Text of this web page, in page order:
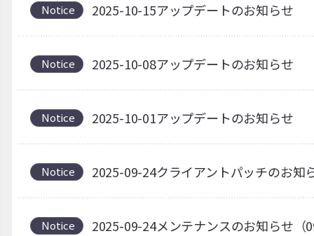
Notice 2025-10-15アップデートのお知らせ
Notice 2025-10-08アップデートのお知らせ
Notice 2025-10-01アップデートのお知らせ
Notice 2025-09-24クライアントパッチのお知
Notice 2025-09-24メンテナンスのお知らせ（